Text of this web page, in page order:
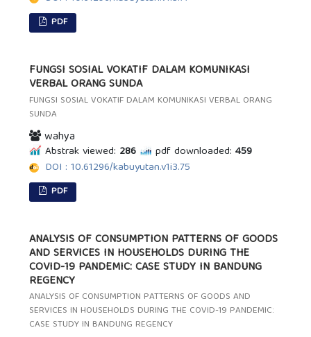
PDF
FUNGSI SOSIAL VOKATIF DALAM KOMUNIKASI
VERBAL ORANG SUNDA
FUNGSI SOSIAL VOKATIF DALAM KOMUNIKASI VERBAL ORANG
SUNDA
wahya
Abstrak viewed: 286 pdf downloaded: 459
DOI : 10.61296/kabuyutan.v1i3.75
PDF
ANALYSIS OF CONSUMPTION PATTERNS OF GOODS
AND SERVICES IN HOUSEHOLDS DURING THE
COVID-19 PANDEMIC: CASE STUDY IN BANDUNG
REGENCY
ANALYSIS OF CONSUMPTION PATTERNS OF GOODS AND
SERVICES IN HOUSEHOLDS DURING THE COVID-19 PANDEMIC:
CASE STUDY IN BANDUNG REGENCY